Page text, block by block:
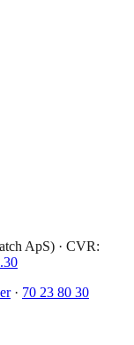
ApS) · CVR:
· 70 23 80 30